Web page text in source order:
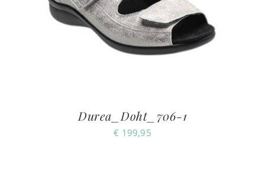
Durea_Doht_706-1
€ 199,95